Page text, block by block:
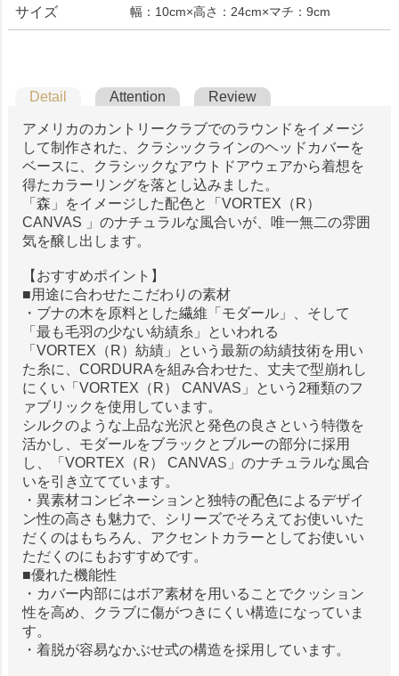
サイズ 幅：10cm×高さ：24cm×マチ：9cm
Detail Attention Review
アメリカのカントリークラブでのラウンドをイメージ
して制作された、クラシックラインのヘッドカバーを
ベースに、クラシックなアウトドアウェアから着想を
得たカラーリングを落とし込みました。
「森」をイメージした配色と「VORTEX（R）
CANVAS 」のナチュラルな風合いが、唯一無二の雰囲
気を醸し出します。
【おすすめポイント】
■用途に合わせたこだわりの素材
・ブナの木を原料とした繊維「モダール」、そして
「最も毛羽の少ない紡績糸」といわれる
「VORTEX（R）紡績」という最新の紡績技術を用い
た糸に、CORDURAを組み合わせた、丈夫で型崩れし
にくい「VORTEX（R） CANVAS」という2種類のフ
ァブリックを使用しています。
シルクのような上品な光沢と発色の良さという特徴を
活かし、モダールをブラックとブルーの部分に採用
し、「VORTEX（R） CANVAS」のナチュラルな風合
いを引き立てています。
・異素材コンビネーションと独特の配色によるデザイ
ン性の高さも魅力で、シリーズでそろえてお使いいた
だくのはもちろん、アクセントカラーとしてお使いい
ただくのにもおすすめです。
■優れた機能性
・カバー内部にはボア素材を用いることでクッション
性を高め、クラブに傷がつきにくい構造になっていま
す。
・着脱が容易なかぶせ式の構造を採用しています。